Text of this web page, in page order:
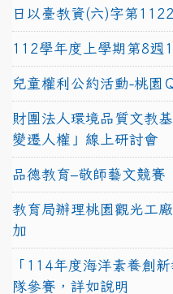
日以臺教資(六)字第
112學年度上學期第8
兒童權利公約活動-桃園
財團法人環境品質文教
變遷人權」線上研討會
品德教育–敬師藝文競賽
教育局辦理桃園觀光工
加
「114年度海洋素養創
隊參賽，詳如說明